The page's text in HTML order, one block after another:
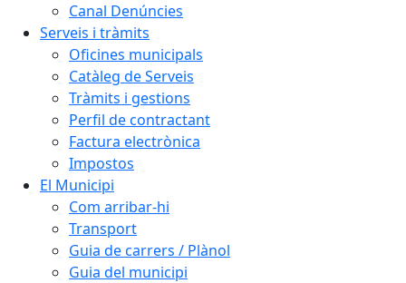
Canal Denúncies
Serveis i tràmits
Oficines municipals
Catàleg de Serveis
Tràmits i gestions
Perfil de contractant
Factura electrònica
Impostos
El Municipi
Com arribar-hi
Transport
Guia de carrers / Plànol
Guia del municipi